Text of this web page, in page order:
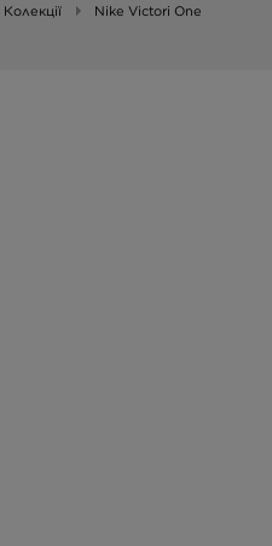
Колекції
Nike Victori One